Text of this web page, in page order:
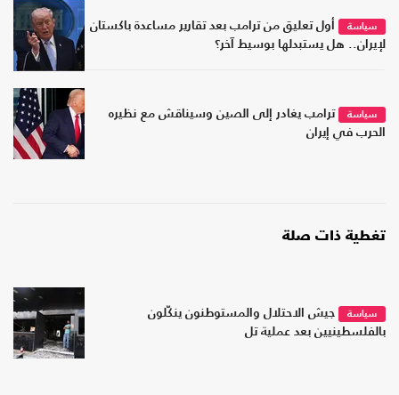
سياسة
أول تعليق من ترامب بعد تقارير مساعدة باكستان
لإيران.. هل يستبدلها بوسيط آخر؟
سياسة
ترامب يغادر إلى الصين وسيناقش مع نظيره
الحرب في إيران
تغطية ذات صلة
سياسة
جيش الاحتلال والمستوطنون ينكّلون
بالفلسطينيين بعد عملية تل